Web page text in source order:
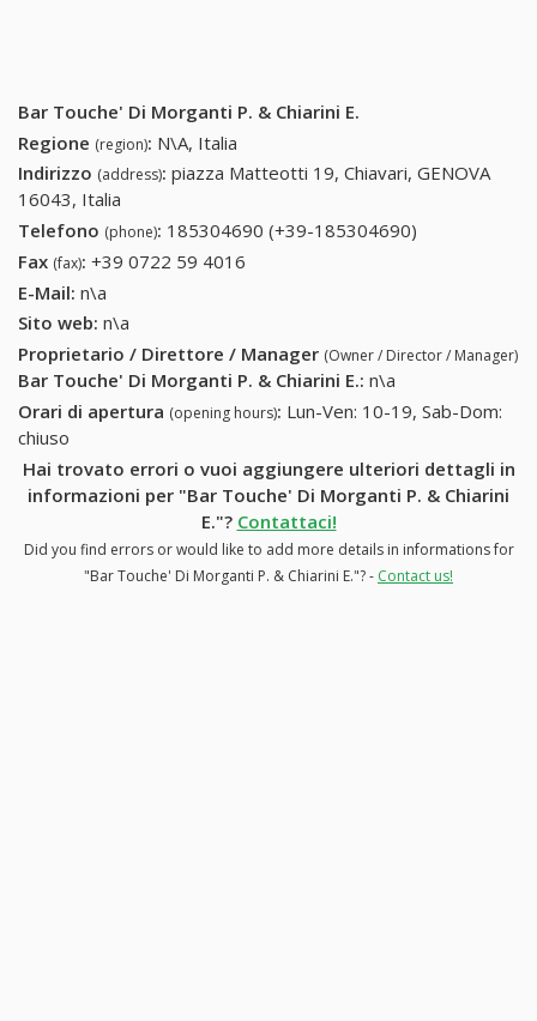
Bar Touche' Di Morganti P. & Chiarini E.
Regione (region): N\A, Italia
Indirizzo (address): piazza Matteotti 19, Chiavari, GENOVA
16043, Italia
Telefono (phone): 185304690 (+39-185304690)
Fax (fax): +39 0722 59 4016
E-Mail: n\a
Sito web: n\a
Proprietario / Direttore / Manager (Owner / Director / Manager)
Bar Touche' Di Morganti P. & Chiarini E.: n\a
Orari di apertura (opening hours): Lun-Ven: 10-19, Sab-Dom:
chiuso
Hai trovato errori o vuoi aggiungere ulteriori dettagli in
informazioni per "Bar Touche' Di Morganti P. & Chiarini
E."? Contattaci!
Did you find errors or would like to add more details in informations for
"Bar Touche' Di Morganti P. & Chiarini E."? - Contact us!